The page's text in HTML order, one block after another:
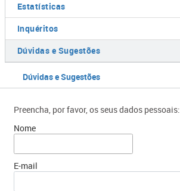
Estatísticas
Inquéritos
Dúvidas e Sugestões
Dúvidas e Sugestões
Preencha, por favor, os seus dados pessoais:
Nome
E-mail